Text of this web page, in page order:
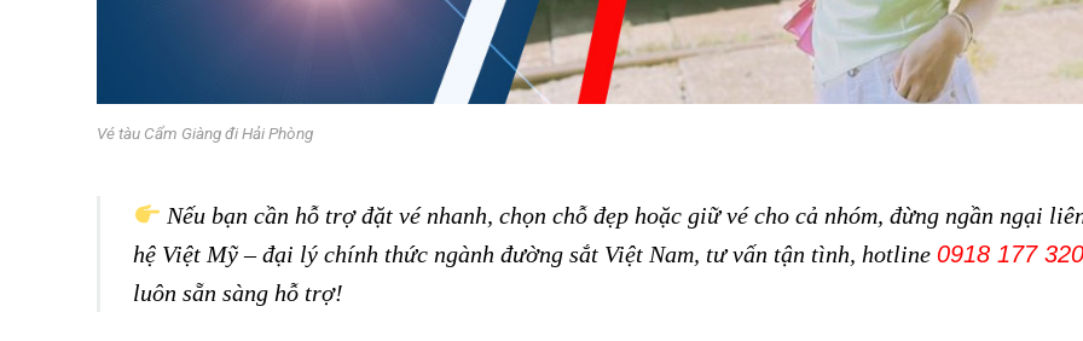
Vé tàu Cẩm Giàng đi Hải Phòng
Nếu bạn cần hỗ trợ đặt vé nhanh, chọn chỗ đẹp hoặc giữ vé cho cả nhóm, đừng ngần ngại
hệ Việt Mỹ– đại lý chính thức ngành đường sắt Việt Nam, tư vấn tận tình, hotline 0918 177
luôn sẵn sàng hỗ trợ!